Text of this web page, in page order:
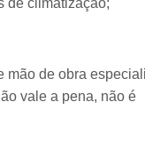
de climatização;
mão de obra
vale a pena, não é